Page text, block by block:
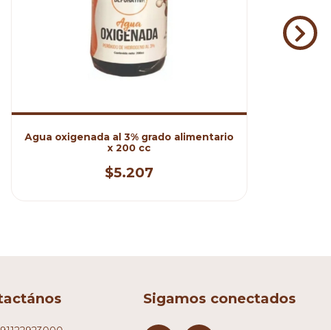
Agua oxigenada al 3% grado alimentario
x 200 cc
$5.207
Sigamos conectados